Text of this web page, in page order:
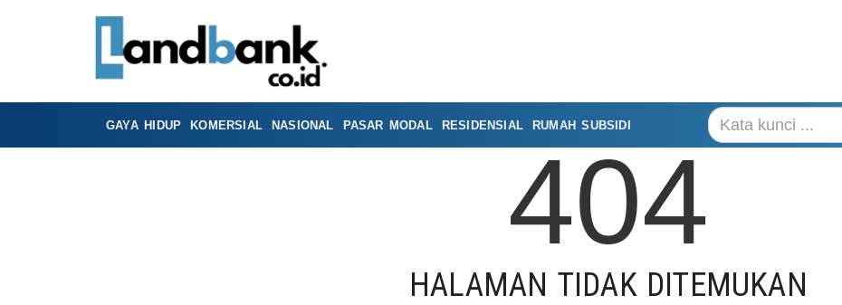
GAYA HIDUP KOMERSIAL NASIONAL PASAR MODAL RESIDENSIAL RUMAH SUBSIDI
404
HALAMAN TIDAK DITEMUKAN